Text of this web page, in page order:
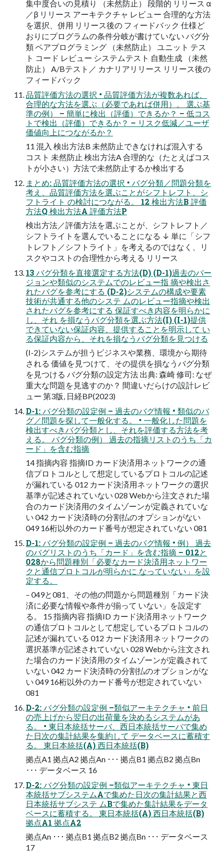
集中度合いの見積り （未然防止） 段階的 リリース α
／β リリース アーキテクチャ レビュー 合理的な方法
を選択、併用 リリース後の フィードバック 仕様ど
おりにプログラムの条件分岐が書けていない バグ分
類 ペアプログラミング （未然防止） ユニット テス
ト コード レビュー システムテスト 自動生成 （未然
防止） A/Bテスト／ カナリアリリース リリース後の
フィードバック
品質評価方法の選択 • 品質評価方法が複数あれば、
合理的な方法を選ぶ（必要であれば併用）。 選ぶ基
準の例） – 簡単に検出（評価）できるか？ – 低コス
トで検出（評価）できるか？ – リスク低減／ユーザ
価値向上につながるか？
11 混入 検出方法B 未然防止できなければ混入する
コスト 未然防止 検出方法A 合理的な（たとえばコス
トが小さい）方法で未然防止するか検出する
まとめ: 品質評価方法の選択 • バグ分類／問題分類を
考え、品質評価方法を選ぶことがシフトレフト、シ
フトライト の検討につながる。 12 検出方法B 評価
方法Q 検出方法A 評価方法P
検出方法／評価方法を選ぶことが、シフトレフト／
シフトライトを選んでいることになる ↓ 単に「シフ
トレフト／シフトライト」を考えるのではなく、リ
スクやコストの合理性から考える リリース
13 バグ分類を直接選定する方法(D) (D-1)過去のバー
ジョンや類似のシステムでのレビュー指 摘や検出さ
れたバグを参考にする (D-2)システムの構成や要素
技術が共通する他のシステ ムのレビュー指摘や検出
されたバグを参考にする 保証すべき内容を明らかに
し、それ を損なうバグ分類を選ぶ方法(I) (I-1)提供
できていない保証内容、提供することを明示して い
る保証内容から、それを損なうバグ分類を見つける
(I-2)システムが担うビジネスや業務、環境から期待
される 価値を見つけて、その提供を損なうバグ分類
を見つける バグ分類の設定方法 出典: 森崎 修司: なぜ
重大な問題を見逃すのか？ 間違いだらけの設計レビ
ュー 第3版, 日経BP(2023)
D-1: バグ分類の設定例 – 過去のバグ情報 • 類似のバ
グ／問題を探して一般化する。 • 一般化した問題を
検出すべきバグ分類とし、それを評価する方法を考
える。 バグ分類の例） 過去の指摘リストのうち「カ
ード」を含む指摘
14 指摘内容 指摘ID カード決済用ネットワークの通
信プロトコルとして想定しているプロトコルの記述
が漏れている 012 カード決済用ネットワークの選択
基準が記述されていない 028 Webから注文された場
合のカード決済用のタイムゾーンが定義されていな
い 042 カード決済時の分割払のオプションがない
049 16桁以外のカード番号が想定されていない 081
D-1: バグ分類の設定例 – 過去のバグ情報 • 例） 過去
のバグリストのうち「カード」を含む指摘 – 012と
028から問題種別「必要なカード決済用ネットワー
クと通信プロトコルが明らかに なっていない」を設
定する。
– 049と081、その他の問題から問題種別「カード決
済に必要な情報や条件が揃って いない」を設定す
る。 15 指摘内容 指摘ID カード決済用ネットワーク
の通信プロトコルとして想定しているプロトコルの
記述が漏れている 012 カード決済用ネットワークの
選択基準が記述されていない 028 Webから注文され
た場合のカード決済用のタイムゾーンが定義されて
いない 042 カード決済時の分割払のオプションがな
い 049 16桁以外のカード番号が想定されていない
081
D-2: バグ分類の設定例 –類似アーキテクチャ • 前日
の売上げから翌日の出荷量を決めるシステムがあ
る。 • 東日本統括サーバ、西日本統括サーバで集め
た日次の集計結果を集約して データベースに蓄積す
る。 東日本統括(A) 西日本統括(B)
拠点A1 拠点A2 拠点An ･･･ 拠点B1 拠点B2 拠点Bn
･･･ データベース 16
D-2: バグ分類の設定例 –類似アーキテクチャ • 東日
本統括サブシステムAで集めた日次の集計結果と西
日本統括サブシステ ムBで集めた集計結果をデータ
ベースに蓄積する。 東日本統括(A) 西日本統括(B)
拠点A1 拠点A2
拠点An ･･･ 拠点B1 拠点B2 拠点Bn ･･･ データベース
17